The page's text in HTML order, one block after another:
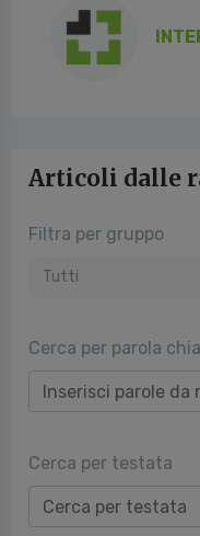
Articoli dalle
Filtra per gruppo
Tutti
Cerca per parola
Cerca per testata